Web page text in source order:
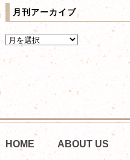
月刊アーカイブ
HOME ABOUT US